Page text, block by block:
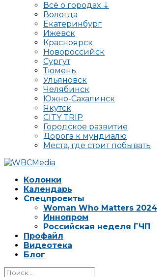
Всё о городах ⇣
Вологда
Екатеринбург
Ижевск
Красноярск
Новороссийск
Сургут
Тюмень
Ульяновск
Челябинск
Южно-Сахалинск
Якутск
CITY TRIP
Городское развитие
Дорога к мундиалю
Места, где стоит побывать
Колонки
Календарь
Спецпроекты
Woman Who Matters 2024
Иннопром
Российская неделя ГЧП
Профайл
Видеотека
Блог